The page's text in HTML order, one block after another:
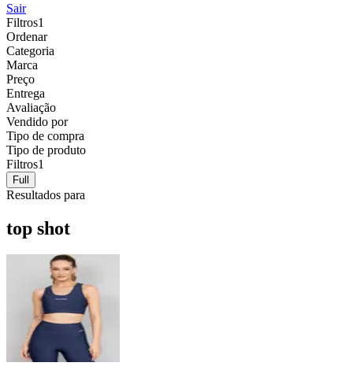
Sair
Filtros1
Ordenar
Categoria
Marca
Preço
Entrega
Avaliação
Vendido por
Tipo de compra
Tipo de produto
Filtros1
Full
Resultados para
top shot